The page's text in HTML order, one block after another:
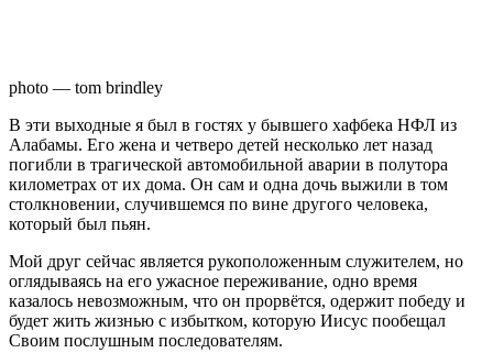
photo — tom brindley
В эти выходные я был в гостях у бывшего хафбека НФЛ из
Алабамы. Его жена и четверо детей несколько лет назад
погибли в трагической автомобильной аварии в полутора
километрах от их дома. Он сам и одна дочь выжили в том
столкновении, случившемся по вине другого человека,
который был пьян.
Мой друг сейчас является рукоположенным служителем, но
оглядываясь на его ужасное переживание, одно время
казалось невозможным, что он прорвётся, одержит победу и
будет жить жизнью с избытком, которую Иисус пообещал
Своим послушным последователям.